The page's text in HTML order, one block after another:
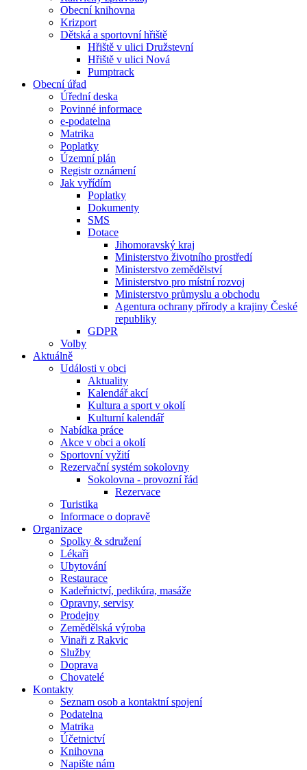
Obecní knihovna
Krizport
Dětská a sportovní hřiště
Hřiště v ulici Družstevní
Hřiště v ulici Nová
Pumptrack
Obecní úřad
Úřední deska
Povinné informace
e-podatelna
Matrika
Poplatky
Územní plán
Registr oznámení
Jak vyřídím
Poplatky
Dokumenty
SMS
Dotace
Jihomoravský kraj
Ministerstvo životního prostředí
Ministerstvo zemědělství
Ministerstvo pro místní rozvoj
Ministerstvo průmyslu a obchodu
Agentura ochrany přírody a krajiny České
republiky
GDPR
Volby
Aktuálně
Události v obci
Aktuality
Kalendář akcí
Kultura a sport v okolí
Kulturní kalendář
Nabídka práce
Akce v obci a okolí
Sportovní vyžití
Rezervační systém sokolovny
Sokolovna - provozní řád
Rezervace
Turistika
Informace o dopravě
Organizace
Spolky & sdružení
Lékaři
Ubytování
Restaurace
Kadeřnictví, pedikúra, masáže
Opravny, servisy
Prodejny
Zemědělská výroba
Vinaři z Rakvic
Služby
Doprava
Chovatelé
Kontakty
Seznam osob a kontaktní spojení
Podatelna
Matrika
Účetnictví
Knihovna
Napište nám